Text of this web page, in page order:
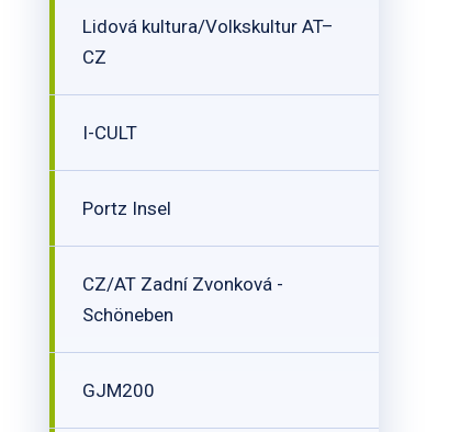
Lidová kultura/Volkskultur AT–
CZ
I-CULT
Portz Insel
CZ/AT Zadní Zvonková -
Schöneben
GJM200